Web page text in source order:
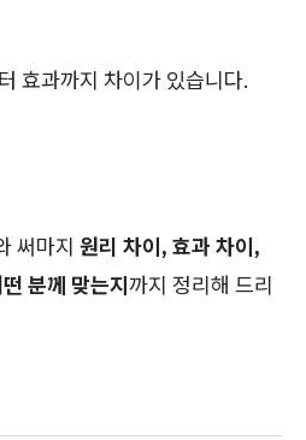
효과까지 차이가 있습니다.
써마지 원리 차이, 효과 차이,
분께 맞는지까지 정리해 드리